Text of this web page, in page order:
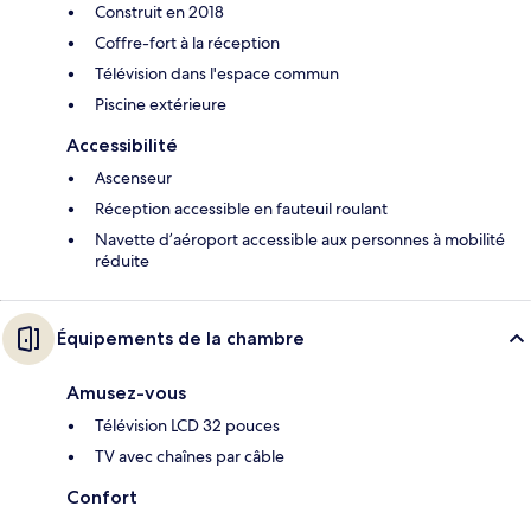
Construit en 2018
Coffre-fort à la réception
Télévision dans l'espace commun
Piscine extérieure
Accessibilité
Ascenseur
Réception accessible en fauteuil roulant
Navette d’aéroport accessible aux personnes à mobilité
réduite
Équipements de la chambre
Amusez-vous
Télévision LCD 32 pouces
TV avec chaînes par câble
Confort